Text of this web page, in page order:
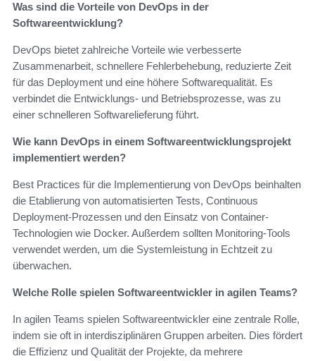
Was sind die Vorteile von DevOps in der
Softwareentwicklung?
DevOps bietet zahlreiche Vorteile wie verbesserte
Zusammenarbeit, schnellere Fehlerbehebung, reduzierte Zeit
für das Deployment und eine höhere Softwarequalität. Es
verbindet die Entwicklungs- und Betriebsprozesse, was zu
einer schnelleren Softwarelieferung führt.
Wie kann DevOps in einem Softwareentwicklungsprojekt
implementiert werden?
Best Practices für die Implementierung von DevOps beinhalten
die Etablierung von automatisierten Tests, Continuous
Deployment-Prozessen und den Einsatz von Container-
Technologien wie Docker. Außerdem sollten Monitoring-Tools
verwendet werden, um die Systemleistung in Echtzeit zu
überwachen.
Welche Rolle spielen Softwareentwickler in agilen Teams?
In agilen Teams spielen Softwareentwickler eine zentrale Rolle,
indem sie oft in interdisziplinären Gruppen arbeiten. Dies fördert
die Effizienz und Qualität der Projekte, da mehrere